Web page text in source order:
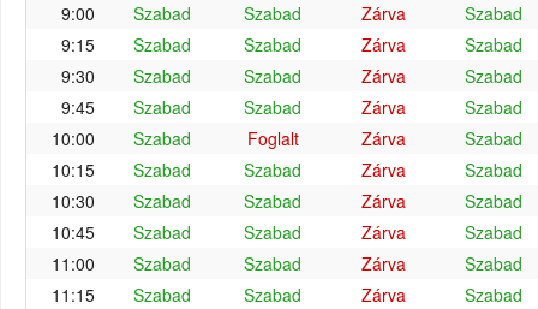
9:00
Szabad Szabad Zárva
Szabad
9:15
Szabad Szabad Zárva
Szabad
9:30
Szabad Szabad Zárva
Szabad
9:45
Szabad Szabad Zárva
Szabad
10:00
Szabad Foglalt Zárva
Szabad
10:15
Szabad Szabad Zárva
Szabad
10:30
Szabad Szabad Zárva
Szabad
10:45
Szabad Szabad Zárva
Szabad
11:00
Szabad Szabad Zárva
Szabad
11:15
Szabad Szabad Zárva
Szabad